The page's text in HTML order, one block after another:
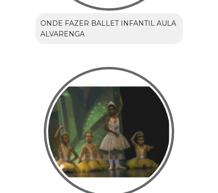
ONDE FAZER BALLET INFANTIL AULA
ALVARENGA